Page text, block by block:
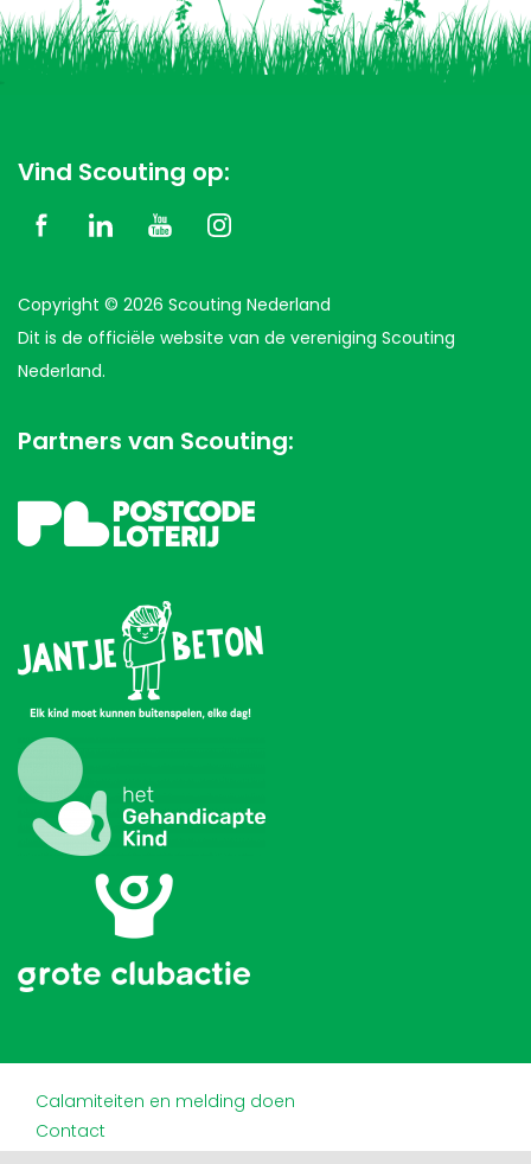
Vind Scouting op:
Copyright © 2026 Scouting Nederland
Dit is de officiële website van de vereniging Scouting
Nederland.
Partners van Scouting:
Calamiteiten en melding doen
Contact